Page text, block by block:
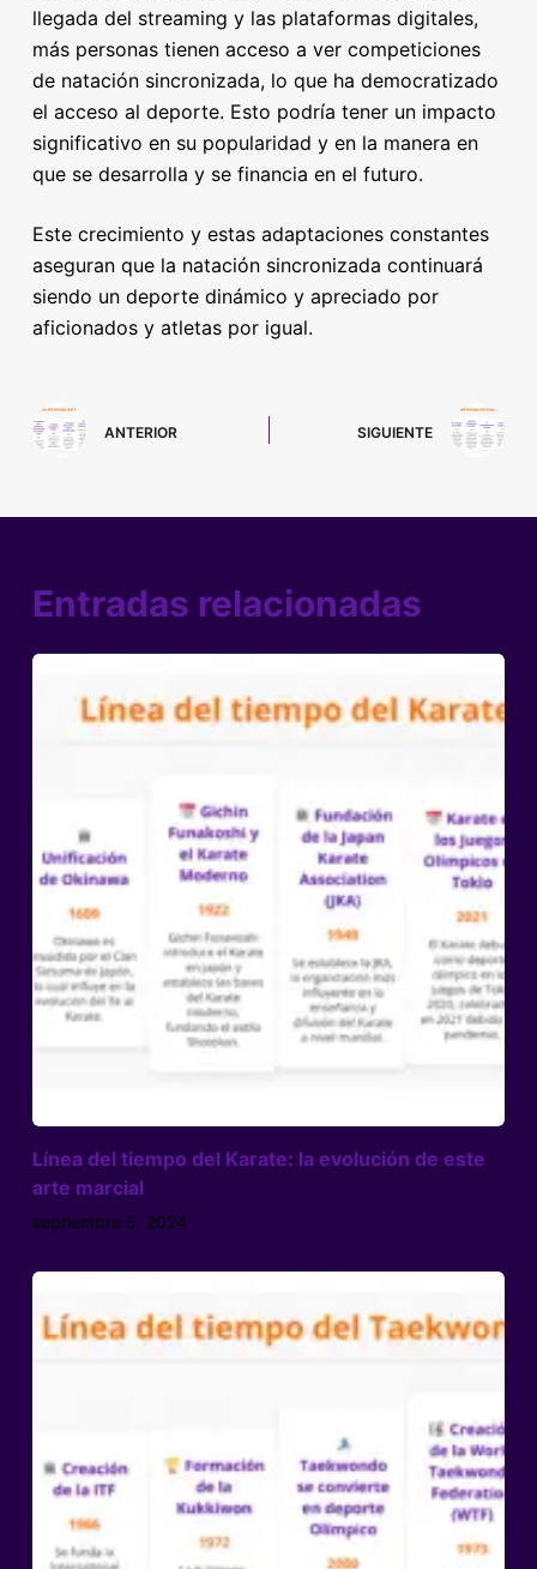
llegada del streaming y las plataformas digitales,
más personas tienen acceso a ver competiciones
de natación sincronizada, lo que ha democratizado
el acceso al deporte. Esto podría tener un impacto
significativo en su popularidad y en la manera en
que se desarrolla y se financia en el futuro.
Este crecimiento y estas adaptaciones constantes
aseguran que la natación sincronizada continuará
siendo un deporte dinámico y apreciado por
aficionados y atletas por igual.
ANTERIOR SIGUIENTE
Entradas relacionadas
Línea del tiempo del Karate: la evolución de este
arte marcial
septiembre 5, 2024